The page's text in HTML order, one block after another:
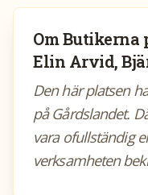
OmButikerna
Elin Arvid,
Den här platsen
på Gårdslandet.
vara ofullständig
verksamheten